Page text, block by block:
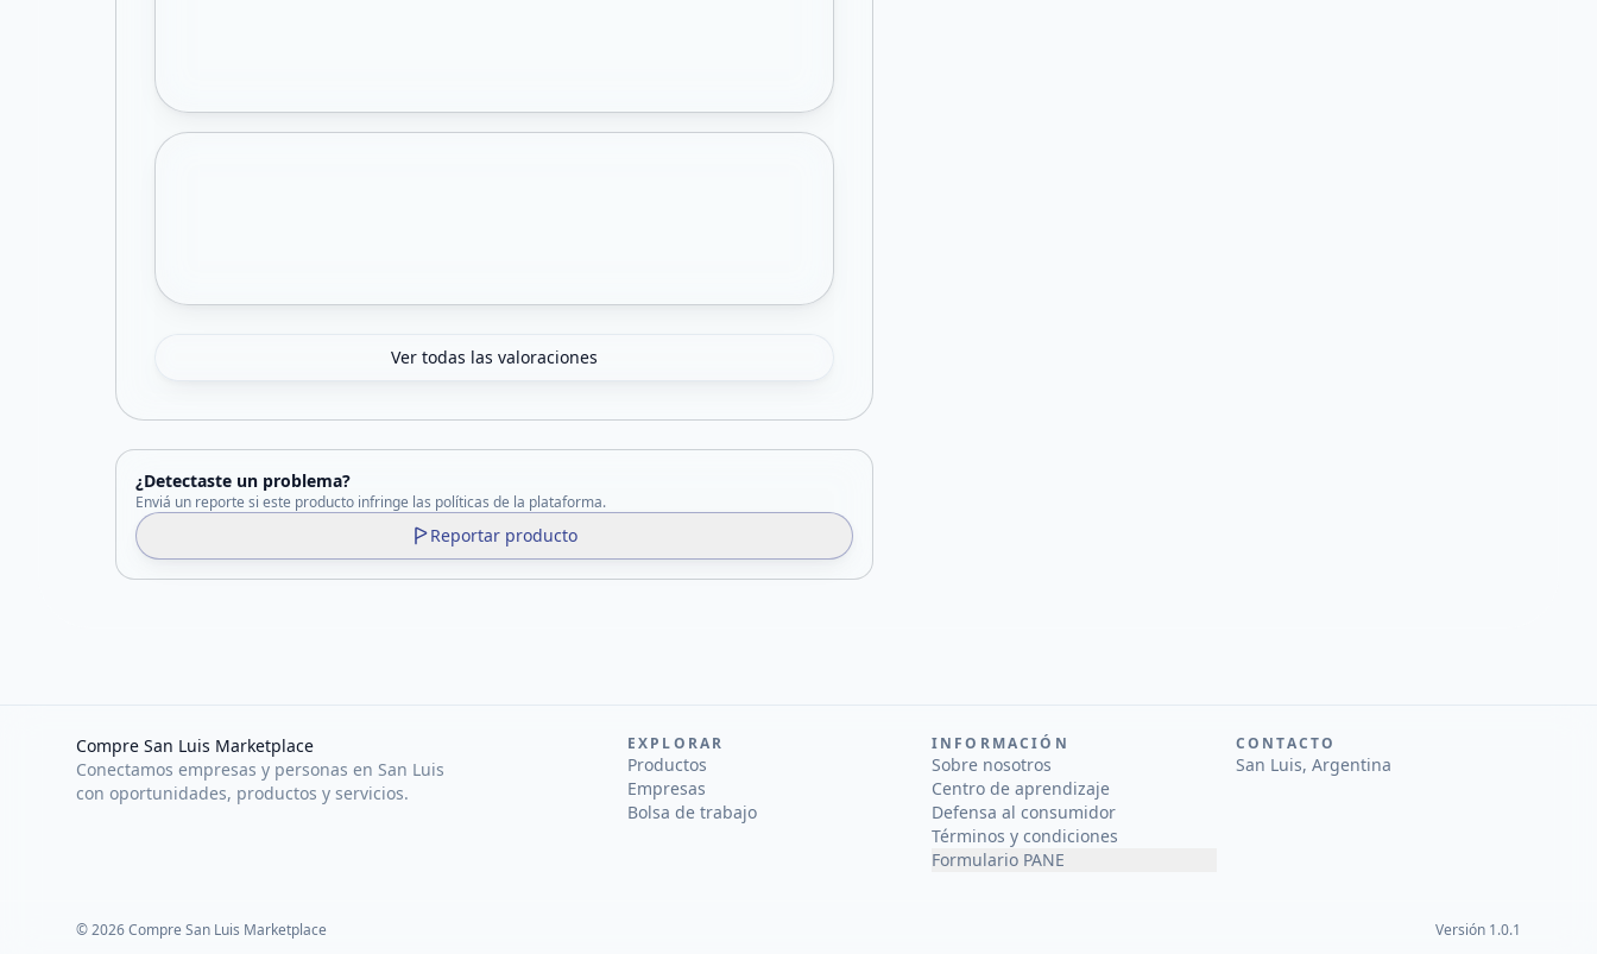
Ver todas las valoraciones
¿Detectaste un problema?
Enviá un reporte si este producto infringe las políticas de la plataforma.
Reportar producto
Compre San Luis Marketplace
Conectamos empresas y personas en San Luis
con oportunidades, productos y servicios.
EXPLORAR
Productos
Empresas
Bolsa de trabajo
INFORMACIÓN
Sobre nosotros
Centro de aprendizaje
Defensa al consumidor
Términos y condiciones
Formulario PANE
CONTACTO
San Luis, Argentina
©2026Compre San Luis Marketplace Versión 1.0.1